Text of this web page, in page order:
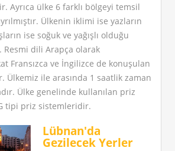
Ayrıca ülke 6 farklı bölgeyi temsil
Ülkenin iklimi ise yazların
ise soğuk ve yağışlı olduğu
dili Arapça olarak
Fransızca ve İngilizce de konuşulan
Ülkemiz ile arasında 1 saatlik zaman
Ülke genelinde kullanılan priz
tipi priz sistemleridir.
Lübnan'da
Gezilecek Yerler